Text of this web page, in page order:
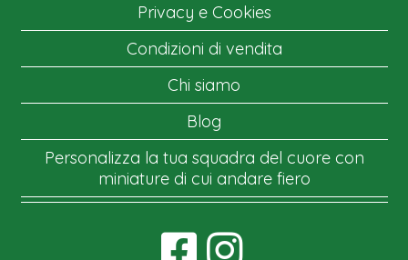
Privacy e Cookies
Condizioni di vendita
Chi siamo
Blog
Personalizza la tua squadra del cuore con
miniature di cui andare fiero